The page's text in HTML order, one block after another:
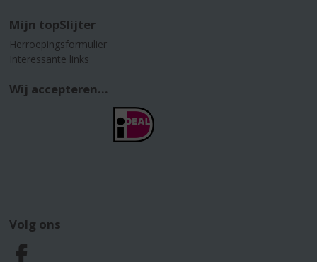
Mijn topSlijter
Herroepingsformulier
Interessante links
Wij accepteren...
Volg ons
F